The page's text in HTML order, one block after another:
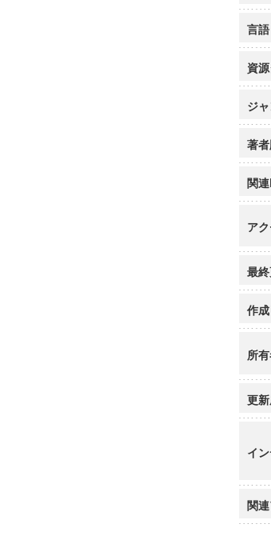
言語
資
ジ
著
関
ア
最
作成
所
更
イ
関